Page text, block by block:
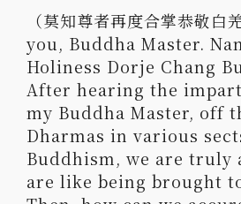
（莫知尊者再度合掌恭敬
you, Buddha Master.
Holiness Dorje Chang
After hearing the
my Buddha Master, off
Dharmas in various
Buddhism, we are truly
are like being brought